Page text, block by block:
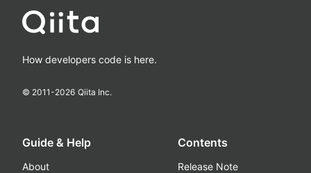
How developers code is here.
© 2011-2026 Qiita Inc.
Guide & Help
About
Contents
Release Note